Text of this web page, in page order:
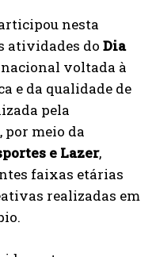
nesta
atividades do Dia
voltada à
e da qualidade de
pela
, por meio da
e Lazer,
faixas etárias
realizadas em